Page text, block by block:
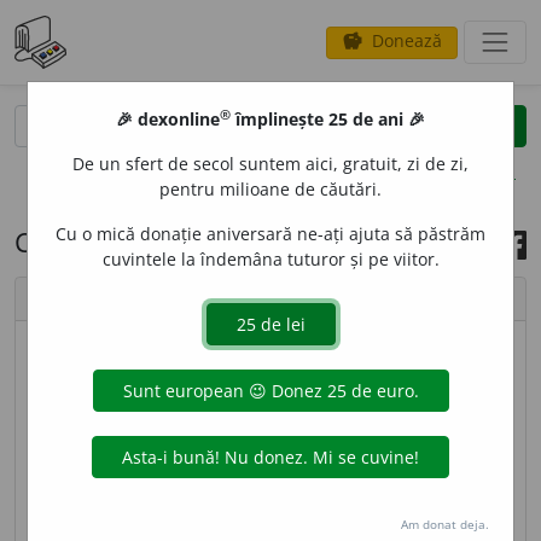
savings Donează
opțiuni
Cuvântul zilei, 2 aprilie 2019
imagine © Andrea Homorodean
INVOCAȚIE, invocații, s. f.Faptul de a invoca;
chemare în ajutor. ♦ Spec.Chemare (cu valoare
l ajuta în realizarea creației sale artistice. ♦
🎉 dexonline® împlinește 25 de ani 🎉
De un sfert de secol suntem aici, gratuit, zi de zi,
pentru milioane de căutări.
Cu o mică donație aniversară ne-ați ajuta să păstrăm
cuvintele la îndemâna tuturor și pe viitor.
Am donat deja.